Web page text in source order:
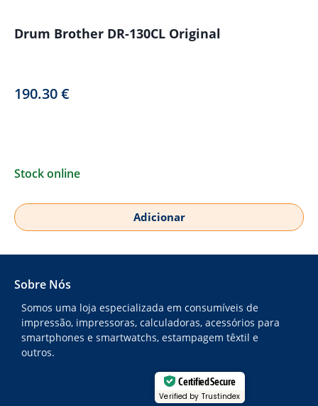
Drum Brother DR-130CL Original
190.30€
Stock online
Adicionar
Sobre Nós
Somos uma loja especializada em consumíveis de
impressão, impressoras, calculadoras, acessórios para
smartphones e smartwatchs, estampagem têxtil e
outros.
Certified Secure
Verified by Trustindex